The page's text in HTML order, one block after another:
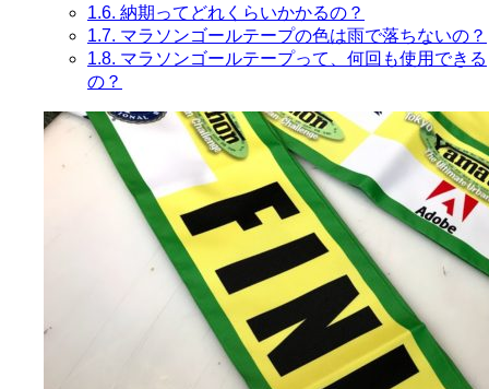
1.6. 納期ってどれくらいかかるの？
1.7. マラソンゴールテープの色は雨で落ちないの？
1.8. マラソンゴールテープって、何回も使用できる
の？